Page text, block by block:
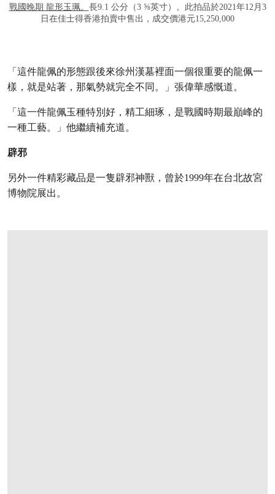
戰國晚期 龍形玉珮。 長9.1 公分（3 ⅝英寸）。此拍品於2021年12月3
日在佳士得香港拍賣中售出，成交價港元15,250,000
「這件龍佩的形態跟後來徐州漢墓裡面一個很重要的龍佩一
樣，就是站著，那氣勢就完全不同。」張偉華感慨道。
「這一件龍佩玉種特別好，精工細琢，是戰國時期最巔峰的
一種工藝。」他繼續補充道。
辟邪
另外一件精彩藏品是一隻辟邪神獸，曾於1999年在台北故宮
博物院展出。